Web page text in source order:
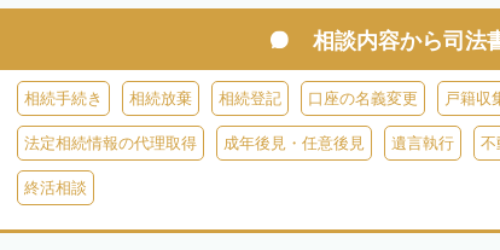
相談内容から司法
相続手続き 相続放棄 相続登記 口座の名義変更 戸籍収
法定相続情報の代理取得 成年後見・任意後見 遺言執行 不
終活相談